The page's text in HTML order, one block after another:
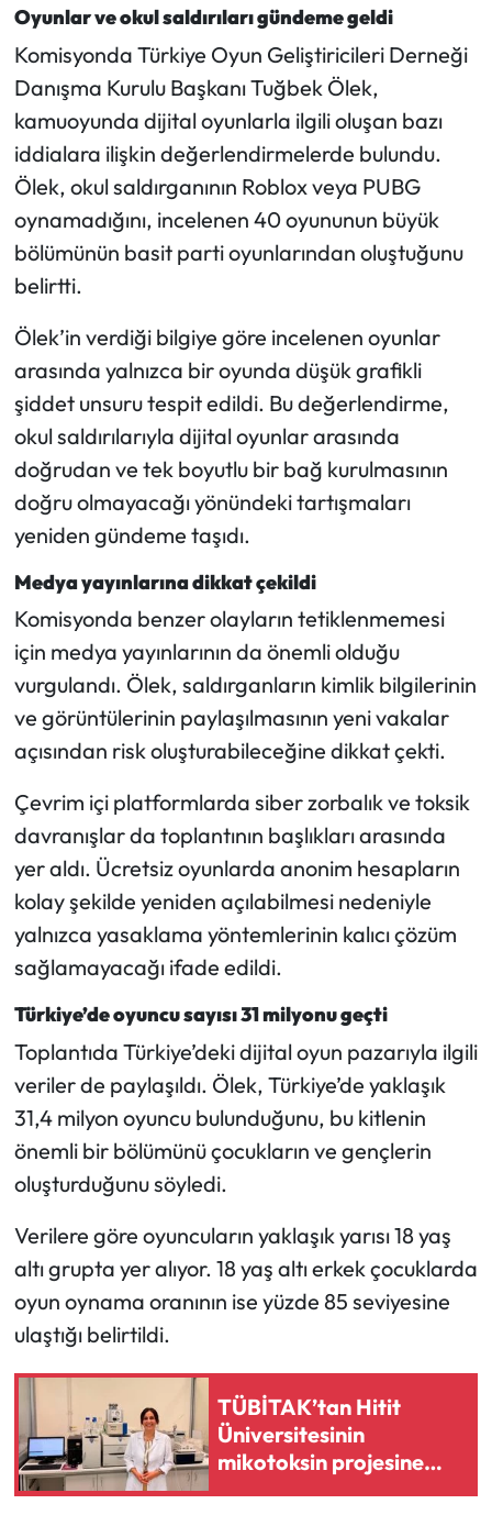
Oyunlar ve okul saldırıları gündeme geldi
Komisyonda Türkiye Oyun Geliştiricileri Derneği
Danışma Kurulu Başkanı Tuğbek Ölek,
kamuoyunda dijital oyunlarla ilgili oluşan bazı
iddialara ilişkin değerlendirmelerde bulundu.
Ölek, okul saldırganının Roblox veya PUBG
oynamadığını, incelenen 40 oyununun büyük
bölümünün basit parti oyunlarından oluştuğunu
belirtti.
Ölek’in verdiği bilgiye göre incelenen oyunlar
arasında yalnızca bir oyunda düşük grafikli
şiddet unsuru tespit edildi. Bu değerlendirme,
okul saldırılarıyla dijital oyunlar arasında
doğrudan ve tek boyutlu bir bağ kurulmasının
doğru olmayacağı yönündeki tartışmaları
yeniden gündeme taşıdı.
Medya yayınlarına dikkat çekildi
Komisyonda benzer olayların tetiklenmemesi
için medya yayınlarının da önemli olduğu
vurgulandı. Ölek, saldırganların kimlik bilgilerinin
ve görüntülerinin paylaşılmasının yeni vakalar
açısından risk oluşturabileceğine dikkat çekti.
Çevrim içi platformlarda siber zorbalık ve toksik
davranışlar da toplantının başlıkları arasında
yer aldı. Ücretsiz oyunlarda anonim hesapların
kolay şekilde yeniden açılabilmesi nedeniyle
yalnızca yasaklama yöntemlerinin kalıcı çözüm
sağlamayacağı ifade edildi.
Türkiye’de oyuncu sayısı 31 milyonu geçti
Toplantıda Türkiye’deki dijital oyun pazarıyla ilgili
veriler de paylaşıldı. Ölek, Türkiye’de yaklaşık
31,4 milyon oyuncu bulunduğunu, bu kitlenin
önemli bir bölümünü çocukların ve gençlerin
oluşturduğunu söyledi.
Verilere göre oyuncuların yaklaşık yarısı 18 yaş
altı grupta yer alıyor. 18 yaş altı erkek çocuklarda
oyun oynama oranının ise yüzde 85 seviyesine
ulaştığı belirtildi.
TÜBİTAK’tan Hitit
Üniversitesinin
mikotoksin projesine
destek
Ortaköy Haberleri
Osmancık Haberleri
Otomotiv
Resmi İlan
Resmi Reklam
Sağlık
Siyaset
Spor
Sungurlu Haberleri
Uğurludağ Haberleri
Yaşam
Yayla Haber
Yerel Haberler